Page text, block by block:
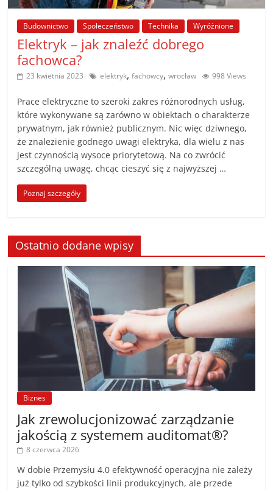
poradniki.
Porady
praktyczne
wskazówki
poradniki
na
każdy
temat
Budownictwo Społeczeństwo Technika Wyróżnione
Elektryk – jak znaleźć dobrego
fachowca?
23 kwietnia 2023 elektryk,fachowcy,wrocław 998 Views
Prace elektryczne to szeroki zakres różnorodnych usług,
które wykonywane są zarówno w obiektach o charakterze
prywatnym, jak również publicznym. Nic więc dziwnego,
że znalezienie godnego uwagi elektryka, dla wielu z nas
jest czynnością wysoce priorytetową. Na co zwrócić
szczególną uwagę, chcąc cieszyć się z najwyższej …
Poznaj szczegóły
Ostatnio dodane wpisy
Biznes
Jak zrewolucjonizować zarządzanie
jakością z systemem auditomat®?
8 czerwca 2026
W dobie Przemysłu 4.0 efektywność operacyjna nie zależy
już tylko od szybkości linii produkcyjnych, ale przede